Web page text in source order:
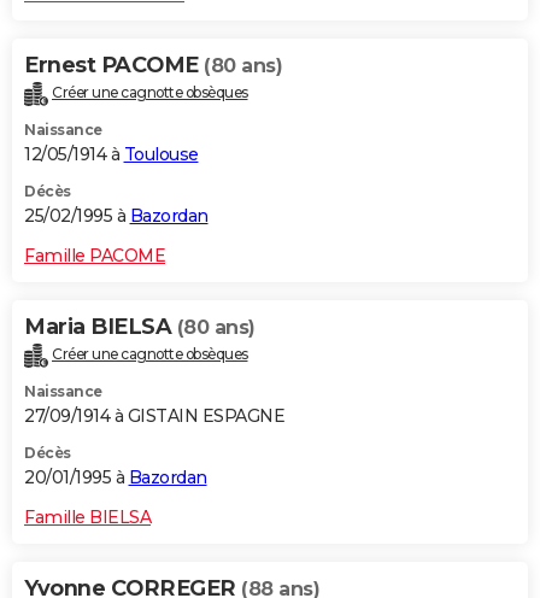
Ernest PACOME (80 ans)
Créer une cagnotte obsèques
Naissance
12/05/1914 à Toulouse
Décès
25/02/1995 à Bazordan
Famille PACOME
Maria BIELSA (80 ans)
Créer une cagnotte obsèques
Naissance
27/09/1914 à GISTAIN ESPAGNE
Décès
20/01/1995 à Bazordan
Famille BIELSA
Yvonne CORREGER (88 ans)